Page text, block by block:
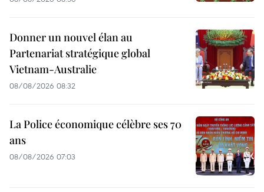
Donner un nouvel élan au
Partenariat stratégique global
Vietnam-Australie
08/08/2026 08:32
La Police économique célèbre ses 70
ans
08/08/2026 07:03